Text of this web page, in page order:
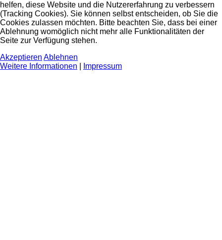
helfen, diese Website und die Nutzererfahrung zu verbessern
(Tracking Cookies). Sie können selbst entscheiden, ob Sie die
Cookies zulassen möchten. Bitte beachten Sie, dass bei einer
Ablehnung womöglich nicht mehr alle Funktionalitäten der
Seite zur Verfügung stehen.
Akzeptieren Ablehnen
Weitere Informationen
Impressum